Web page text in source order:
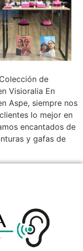
de
Visioralia En
Aspe, siempre nos
lo mejor en
encantados de
y gafas de